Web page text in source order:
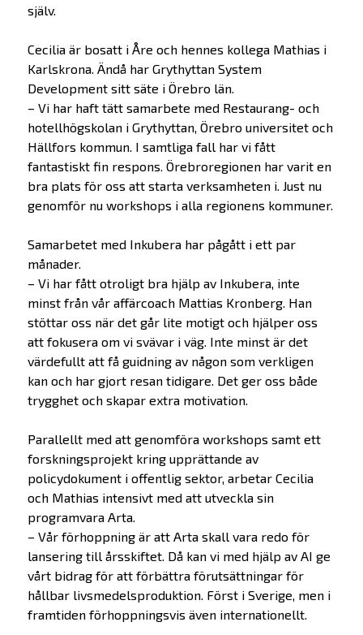
Erbjudande
Prepare
själv.
Cecilia är bosatt i Åre och hennes kollega Mathias i
Karlskrona. Ändå har Grythyttan System
Development sitt säte i Örebro län.
– Vi har haft tätt samarbete med Restaurang- och
hotellhögskolan i Grythyttan, Örebro universitet och
Hällfors kommun. I samtliga fall har vi fått
fantastiskt fin respons. Örebroregionen har varit en
bra plats för oss att starta verksamheten i. Just nu
genomför nu workshops i alla regionens kommuner.
Samarbetet med Inkubera har pågått i ett par
månader.
– Vi har fått otroligt bra hjälp av Inkubera, inte
minst från vår affärcoach Mattias Kronberg. Han
stöttar oss när det går lite motigt och hjälper oss
att fokusera om vi svävar i väg. Inte minst är det
värdefullt att få guidning av någon som verkligen
kan och har gjort resan tidigare. Det ger oss både
trygghet och skapar extra motivation.
Parallellt med att genomföra workshops samt ett
forskningsprojekt kring upprättande av
policydokument i offentlig sektor, arbetar Cecilia
och Mathias intensivt med att utveckla sin
programvara Arta.
– Vår förhoppning är att Arta skall vara redo för
lansering till årsskiftet. Då kan vi med hjälp av AI ge
vårt bidrag för att förbättra förutsättningar för
hållbar livsmedelsproduktion. Först i Sverige, men i
framtiden förhoppningsvis även internationellt.